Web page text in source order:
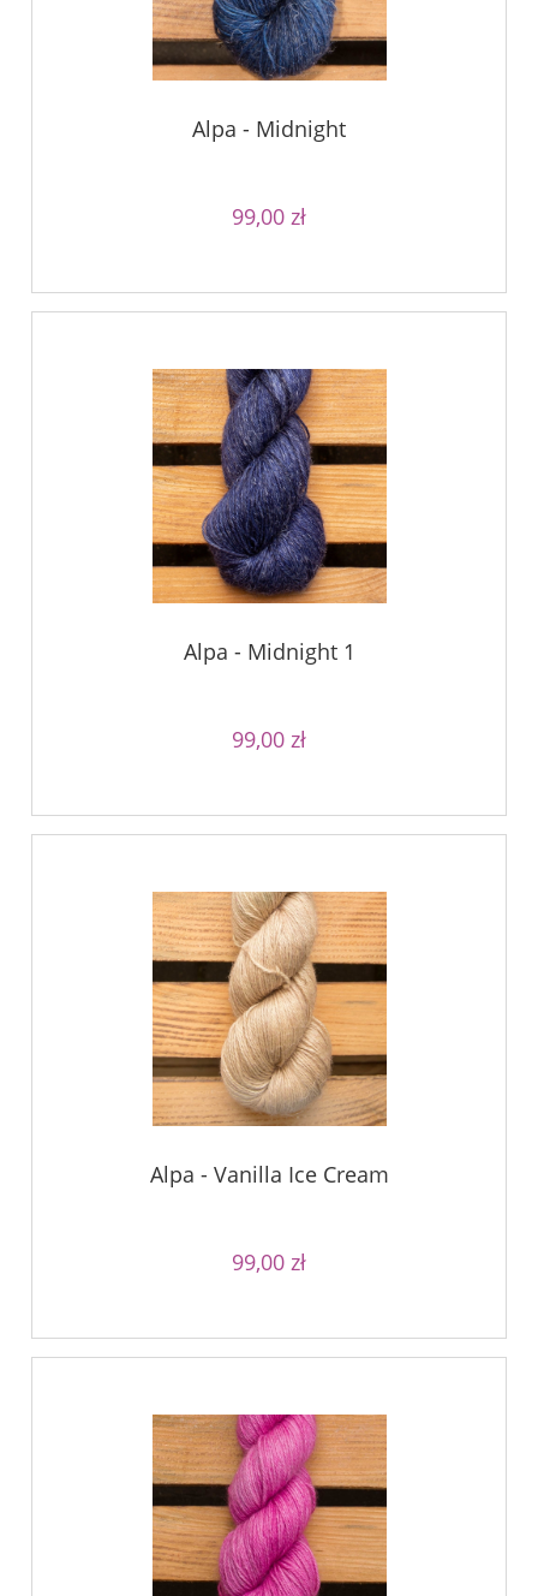
Alpa - Midnight
99,00 zł
Alpa - Midnight 1
99,00 zł
Alpa - Vanilla Ice Cream
99,00 zł